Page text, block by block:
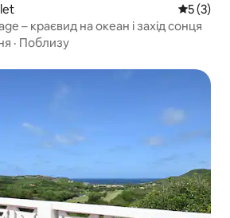
Середня
5 (3)
– краєвид на океан і захід сонця
· Поблизу